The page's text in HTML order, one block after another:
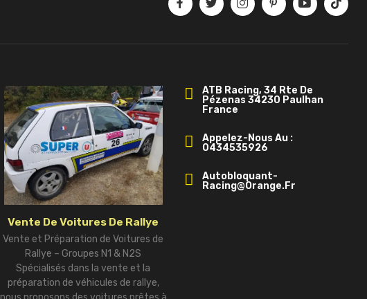
Vente De Voitures De Rallye
Vente et Préparation de Voitures de
Rallye – Groupes N1 & N2S
Spécialisés dans la vente et la
préparation de véhicules de rallye,
ATB Racing, 34 Rte De
Pézenas 34230 Paulhan
France
Appelez-Nous Au :
0434535926
Autobloquant-
Racing@orange.fr